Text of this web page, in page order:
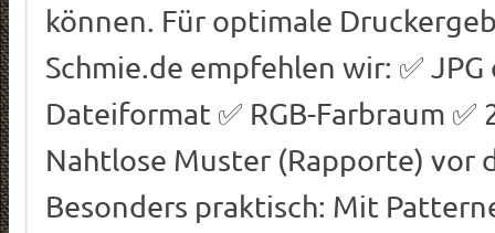
können. Für optimale
Schmie.de empfehlen wir: ✅ JPG
Dateiformat ✅ RGB-Farbraum
Nahtlose Muster (Rapporte) vor
Besonders praktisch: Mit